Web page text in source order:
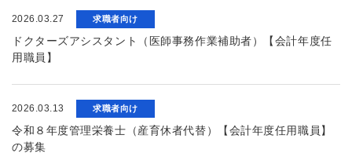
2026.03.27 求職者向け
ドクターズアシスタント（医師事務作業補助者）【会計年度任
用職員】
2026.03.13 求職者向け
令和８年度管理栄養士（産育休者代替）【会計年度任用職員】
の募集